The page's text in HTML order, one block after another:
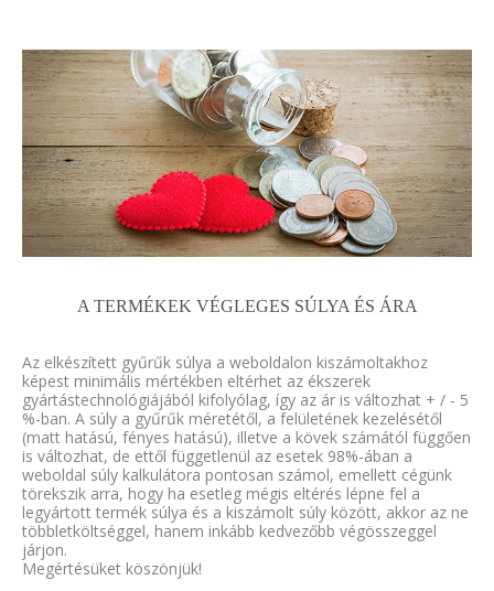
A TERMÉKEK VÉGLEGES SÚLYA ÉS ÁRA
Az elkészített gyűrűk súlya a weboldalon kiszámoltakhoz
képest minimális mértékben eltérhet az ékszerek
gyártástechnológiájából kifolyólag, így az ár is változhat + / - 5
%-ban. A súly a gyűrűk méretétől, a felületének kezelésétől
(matt hatású, fényes hatású), illetve a kövek számától függően
is változhat, de ettől függetlenül az esetek 98%-ában a
weboldal súly kalkulátora pontosan számol, emellett cégünk
törekszik arra, hogy ha esetleg mégis eltérés lépne fel a
legyártott termék súlya és a kiszámolt súly között, akkor az ne
többletköltséggel, hanem inkább kedvezőbb végösszeggel
járjon.
Megértésüket köszönjük!